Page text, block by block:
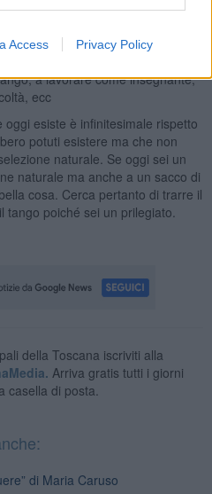
Access Privacy Policy
fare con ogni aspetto della vita
a lavorare come insegnante,
ecc
esiste è infinitesimale rispetto
potuti esistere ma che non
naturale. Se oggi sei un
naturale ma anche a un sacco di
cosa. Cerca pertanto di trarre il
poiché sei un prilegiato.
della Toscana iscriviti alla
Arriva gratis tutti i giorni
casella di posta.
di Maria Caruso